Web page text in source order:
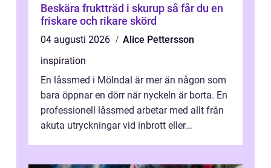
Beskära fruktträd i skurup så får du en
friskare och rikare skörd
04 augusti 2026
Alice Pettersson
inspiration
En låssmed i Mölndal är mer än någon som
bara öppnar en dörr när nyckeln är borta. En
professionell låssmed arbetar med allt från
akuta utryckningar vid inbrott eller